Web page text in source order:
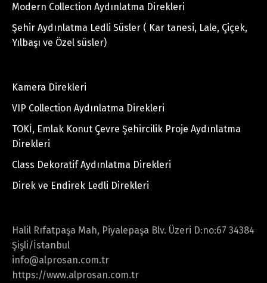
Modern Collection Aydınlatma Direkleri
Şehir Aydınlatma Ledli Süsler ( Kar tanesi, Lale, Çiçek,
Yılbaşı ve Özel süsler)
Kamera Direkleri
VIP Collection Aydınlatma Direkleri
TOKİ, Emlak Konut Çevre Şehircilik Proje Aydınlatma
Direkleri
Class Dekoratif Aydınlatma Direkleri
Direk ve Endirek Ledli Direkleri
Halil Rıfatpaşa Mah, Piyalepaşa Blv. Üzeri D:no:67 34384
Şişli/İstanbul
info@alprosan.com.tr
https://www.alprosan.com.tr